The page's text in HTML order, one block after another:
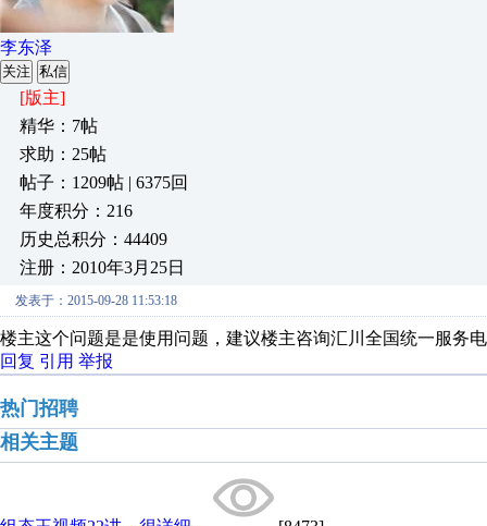
李东泽
关注 私信
[版主]
精华：7帖
求助：25帖
帖子：1209帖 | 6375回
年度积分：216
历史总积分：44409
注册：2010年3月25日
发表于：2015-09-28 11:53:18
楼主这个问题是是使用问题，建议楼主咨询汇川全国统一服务电
回复 引用 举报
热门招聘
相关主题